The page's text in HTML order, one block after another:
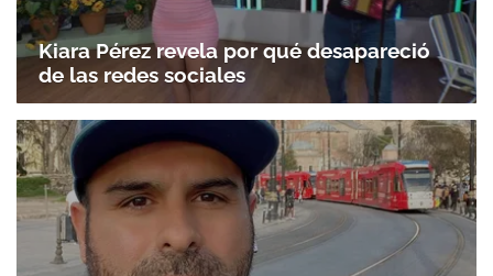
Kiara Pérez revela por qué desapareció
de las redes sociales